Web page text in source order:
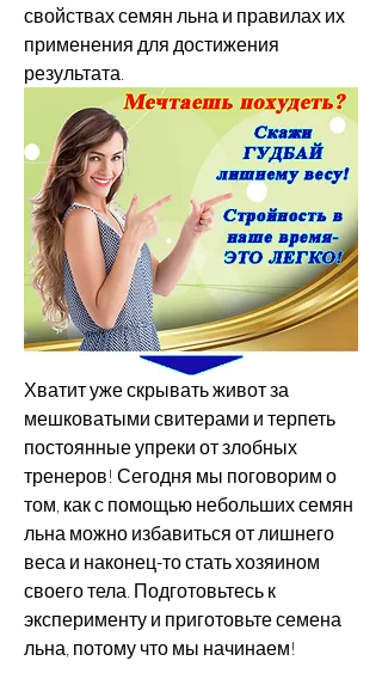
свойствах семян льна и правилах их
применения для достижения
результата.
Хватит уже скрывать живот за
мешковатыми свитерами и терпеть
постоянные упреки от злобных
тренеров! Сегодня мы поговорим о
том, как с помощью небольших семян
льна можно избавиться от лишнего
веса и наконец-то стать хозяином
своего тела. Подготовьтесь к
эксперименту и приготовьте семена
льна, потому что мы начинаем!